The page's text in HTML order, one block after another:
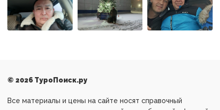
© 2026 ТуроПоиск.ру
Все материалы и цены на сайте носят справочный